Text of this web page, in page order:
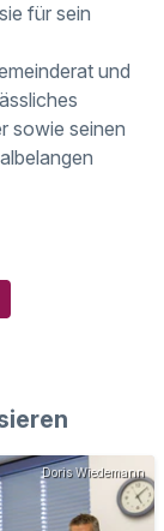
für sein
und
sowie seinen
Doris Wiedemann